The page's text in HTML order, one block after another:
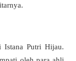
Istana Putri Hijau.